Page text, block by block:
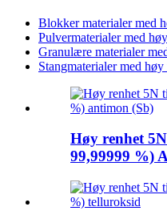
Blokker materialer med
Pulvermaterialer med
Granulære materialer
Stangmaterialer med høy
Høy renhet
99,99999 %)